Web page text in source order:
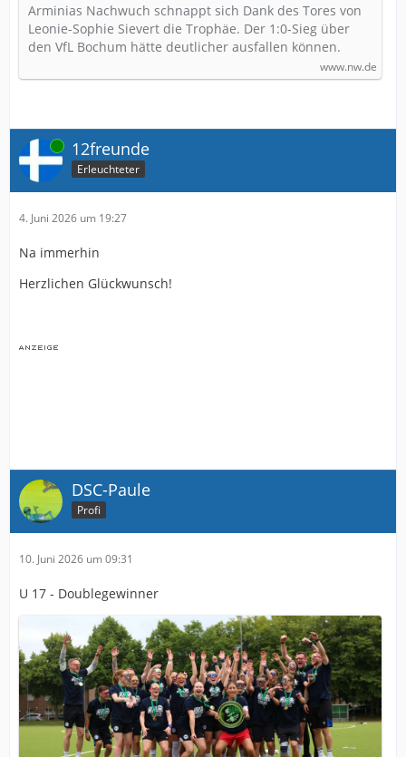
Arminias Nachwuch schnappt sich Dank des Tores von
Leonie-Sophie Sievert die Trophäe. Der 1:0-Sieg über
den VfL Bochum hätte deutlicher ausfallen können.
www.nw.de
Online 12freunde
Erleuchteter
4. Juni 2026 um 19:27
Na immerhin
Herzlichen Glückwunsch!
DSC-Paule
Profi
10. Juni 2026 um 09:31
U 17 - Doublegewinner